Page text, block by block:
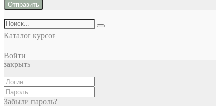
Отправить
Каталог курсов
Войти
закрыть
Забыли пароль?